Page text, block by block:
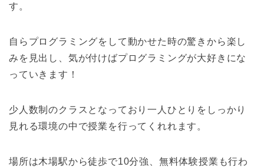
す。
自らプログラミングをして動かせた時の驚きから楽し
みを見出し、気が付けばプログラミングが大好きにな
っていきます！
少人数制のクラスとなっており一人ひとりをしっかり
見れる環境の中で授業を行ってくれれます。
場所は木場駅から徒歩で10分強、無料体験授業も行わ